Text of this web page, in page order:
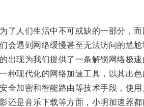
人们生活中不可或缺的一部分，而
遇到网络缓慢甚至无法访问的尴尬
现为我们提供了一条解锁网络极速
现代化的网络加速工具，以其出色
加密和智能路由等技术手段，使用
是音乐下载等方面，小明加速器都